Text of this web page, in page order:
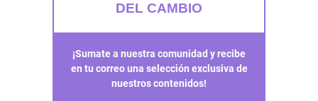
DEL CAMBIO
¡Sumate a nuestra comunidad y recibe
en tu correo una selección exclusiva de
nuestros contenidos!